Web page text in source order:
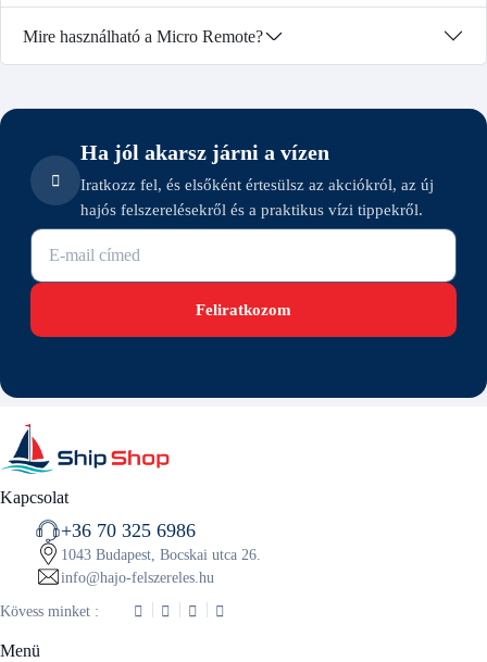
Mire használható a Micro Remote?
Ha jól akarsz járni a vízen
Iratkozz fel, és elsőként értesülsz az akciókról, az új
hajós felszerelésekről és a praktikus vízi tippekről.
E-mail cím
Feliratkozom
Kapcsolat
+36 70 325 6986
1043 Budapest, Bocskai utca 26.
info@hajo-felszereles.hu
Kövess minket :
Menü